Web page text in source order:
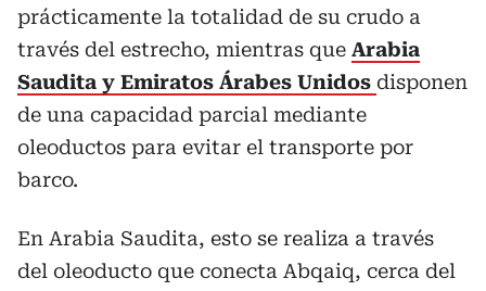
prácticamente la totalidad de su crudo a
través del estrecho, mientras que Arabia
Saudita y Emiratos Árabes Unidos disponen
de una capacidad parcial mediante
oleoductos para evitar el transporte por
barco.
En Arabia Saudita, esto se realiza a través
del oleoducto que conecta Abqaiq, cerca del